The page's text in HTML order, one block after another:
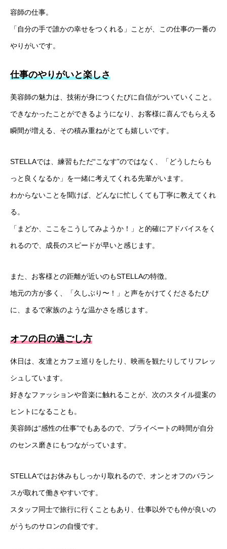
容師の仕事。
「自分の手で誰かの幸せをつくれる」ことが、この仕事の一番の
やりがいです。
仕事のやりがいと楽しさ
美容師の魅力は、技術が身につくたびに自信がついていくこと。
できなかったことができるようになり、お客様に喜んでもらえる
瞬間が増える、その積み重ねがとても嬉しいです。
STELLAでは、練習もただ“こなす”のではなく、「どうしたらも
っと良くなるか」を一緒に考えてくれる先輩がいます。
わからないことを聞けば、どんなに忙しくても丁寧に教えてくれ
る。
「まどか、ここをこうしてみようか！」と的確にアドバイスをく
れるので、成長のスピードが早いと感じます。
また、お客様との距離が近いのもSTELLAの特徴。
地元の方が多く、「久しぶり〜！」と声をかけてくださるたび
に、まるで家族のような温かさを感じます。
オフの日の過ごし方
休日は、友達とカフェ巡りをしたり、映画を観たりしてリフレッ
シュしています。
好きなファッションや音楽に触れることが、次のスタイル提案の
ヒントになることも。
美容師は“感性の仕事”でもあるので、プライベートの時間が自分
のセンス磨きにもつながっています。
STELLAではお休みもしっかり取れるので、オンとオフのバラン
スが取れて働きやすいです。
スタッフ同士で旅行に行くこともあり、仕事以外でも仲が良いの
がうちのサロンの自慢です。